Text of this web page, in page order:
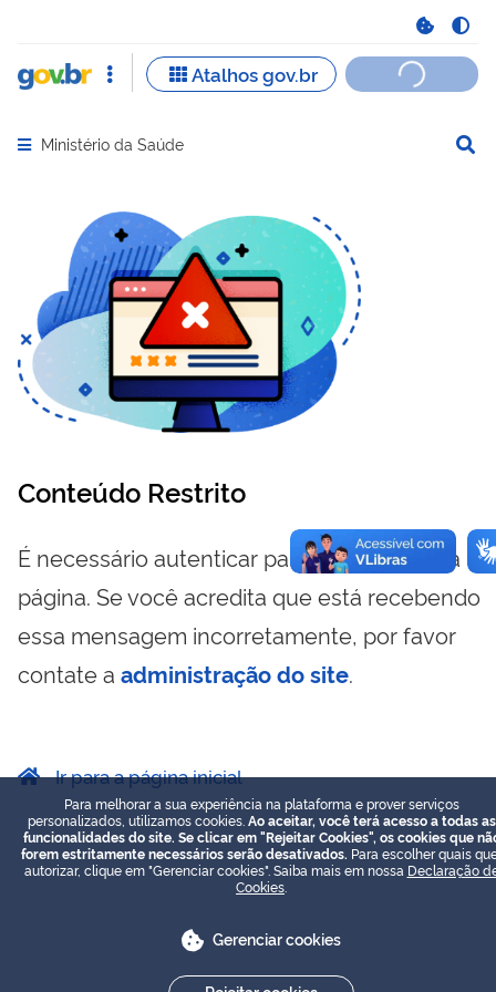
Abrir menu principal de navegação
Ministério da Saúde
Conteúdo Restrito
É necessário autenticar para visualizar essa
página. Se você acredita que está recebendo
essa mensagem incorretamente, por favor
contate a administração do site.
Ir para a página inicial
Para melhorar a sua experiência na plataforma e prover serviços
personalizados, utilizamos cookies. Ao aceitar, você terá acesso a todas as
funcionalidades do site. Se clicar em "Rejeitar Cookies", os cookies que
forem estritamente necessários serão desativados. Para escolher quais
autorizar, clique em "Gerenciar cookies". Saiba mais em nossa Declaração
Cookies
Gerenciar cookies